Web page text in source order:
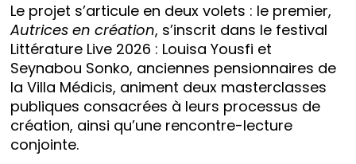
Le projet s’articule en deux volets : le premier,
Autrices en création, s’inscrit dans le festival
Littérature Live 2026 : Louisa Yousfi et
Seynabou Sonko, anciennes pensionnaires de
la Villa Médicis, animent deux masterclasses
publiques consacrées à leurs processus de
création, ainsi qu’une rencontre-lecture
conjointe.